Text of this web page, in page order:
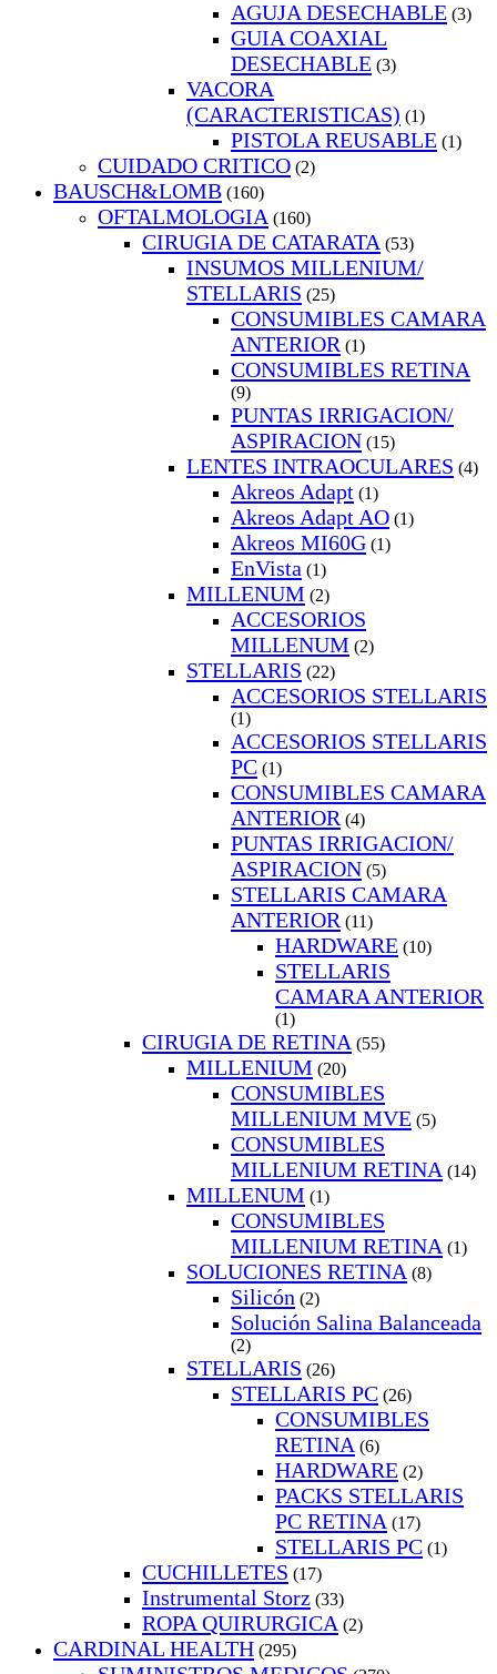
AGUJA DESECHABLE (3)
GUIA COAXIAL
DESECHABLE (3)
VACORA
(CARACTERISTICAS) (1)
PISTOLA REUSABLE (1)
CUIDADO CRITICO (2)
BAUSCH&LOMB (160)
OFTALMOLOGIA (160)
CIRUGIA DE CATARATA (53)
INSUMOS MILLENIUM/
STELLARIS (25)
CONSUMIBLES CAMARA
ANTERIOR (1)
CONSUMIBLES RETINA
(9)
PUNTAS IRRIGACION/
ASPIRACION (15)
LENTES INTRAOCULARES (4)
Akreos Adapt (1)
Akreos Adapt AO (1)
Akreos MI60G (1)
EnVista (1)
MILLENUM (2)
ACCESORIOS
MILLENUM (2)
STELLARIS (22)
ACCESORIOS STELLARIS
(1)
ACCESORIOS STELLARIS
PC (1)
CONSUMIBLES CAMARA
ANTERIOR (4)
PUNTAS IRRIGACION/
ASPIRACION (5)
STELLARIS CAMARA
ANTERIOR (11)
HARDWARE (10)
STELLARIS
CAMARA ANTERIOR
(1)
CIRUGIA DE RETINA (55)
MILLENIUM (20)
CONSUMIBLES
MILLENIUM MVE (5)
CONSUMIBLES
MILLENIUM RETINA (14)
MILLENUM (1)
CONSUMIBLES
MILLENIUM RETINA (1)
SOLUCIONES RETINA (8)
Silicón (2)
Solución Salina Balanceada
(2)
STELLARIS (26)
STELLARIS PC (26)
CONSUMIBLES
RETINA (6)
HARDWARE (2)
PACKS STELLARIS
PC RETINA (17)
STELLARIS PC (1)
CUCHILLETES (17)
Instrumental Storz (33)
ROPA QUIRURGICA (2)
CARDINAL HEALTH (295)